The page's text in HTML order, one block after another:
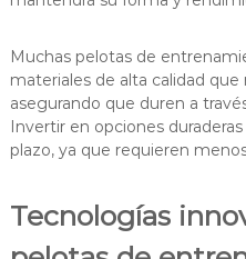
Muchas pelotas de
materiales de alta calidad
asegurando que duren a
Invertir en opciones
plazo, ya que requieren
Tecnologías